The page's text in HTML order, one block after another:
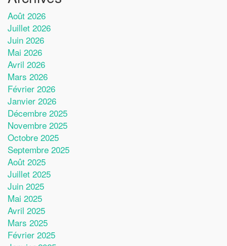
Août 2026
Juillet 2026
Juin 2026
Mai 2026
Avril 2026
Mars 2026
Février 2026
Janvier 2026
Décembre 2025
Novembre 2025
Octobre 2025
Septembre 2025
Août 2025
Juillet 2025
Juin 2025
Mai 2025
Avril 2025
Mars 2025
Février 2025